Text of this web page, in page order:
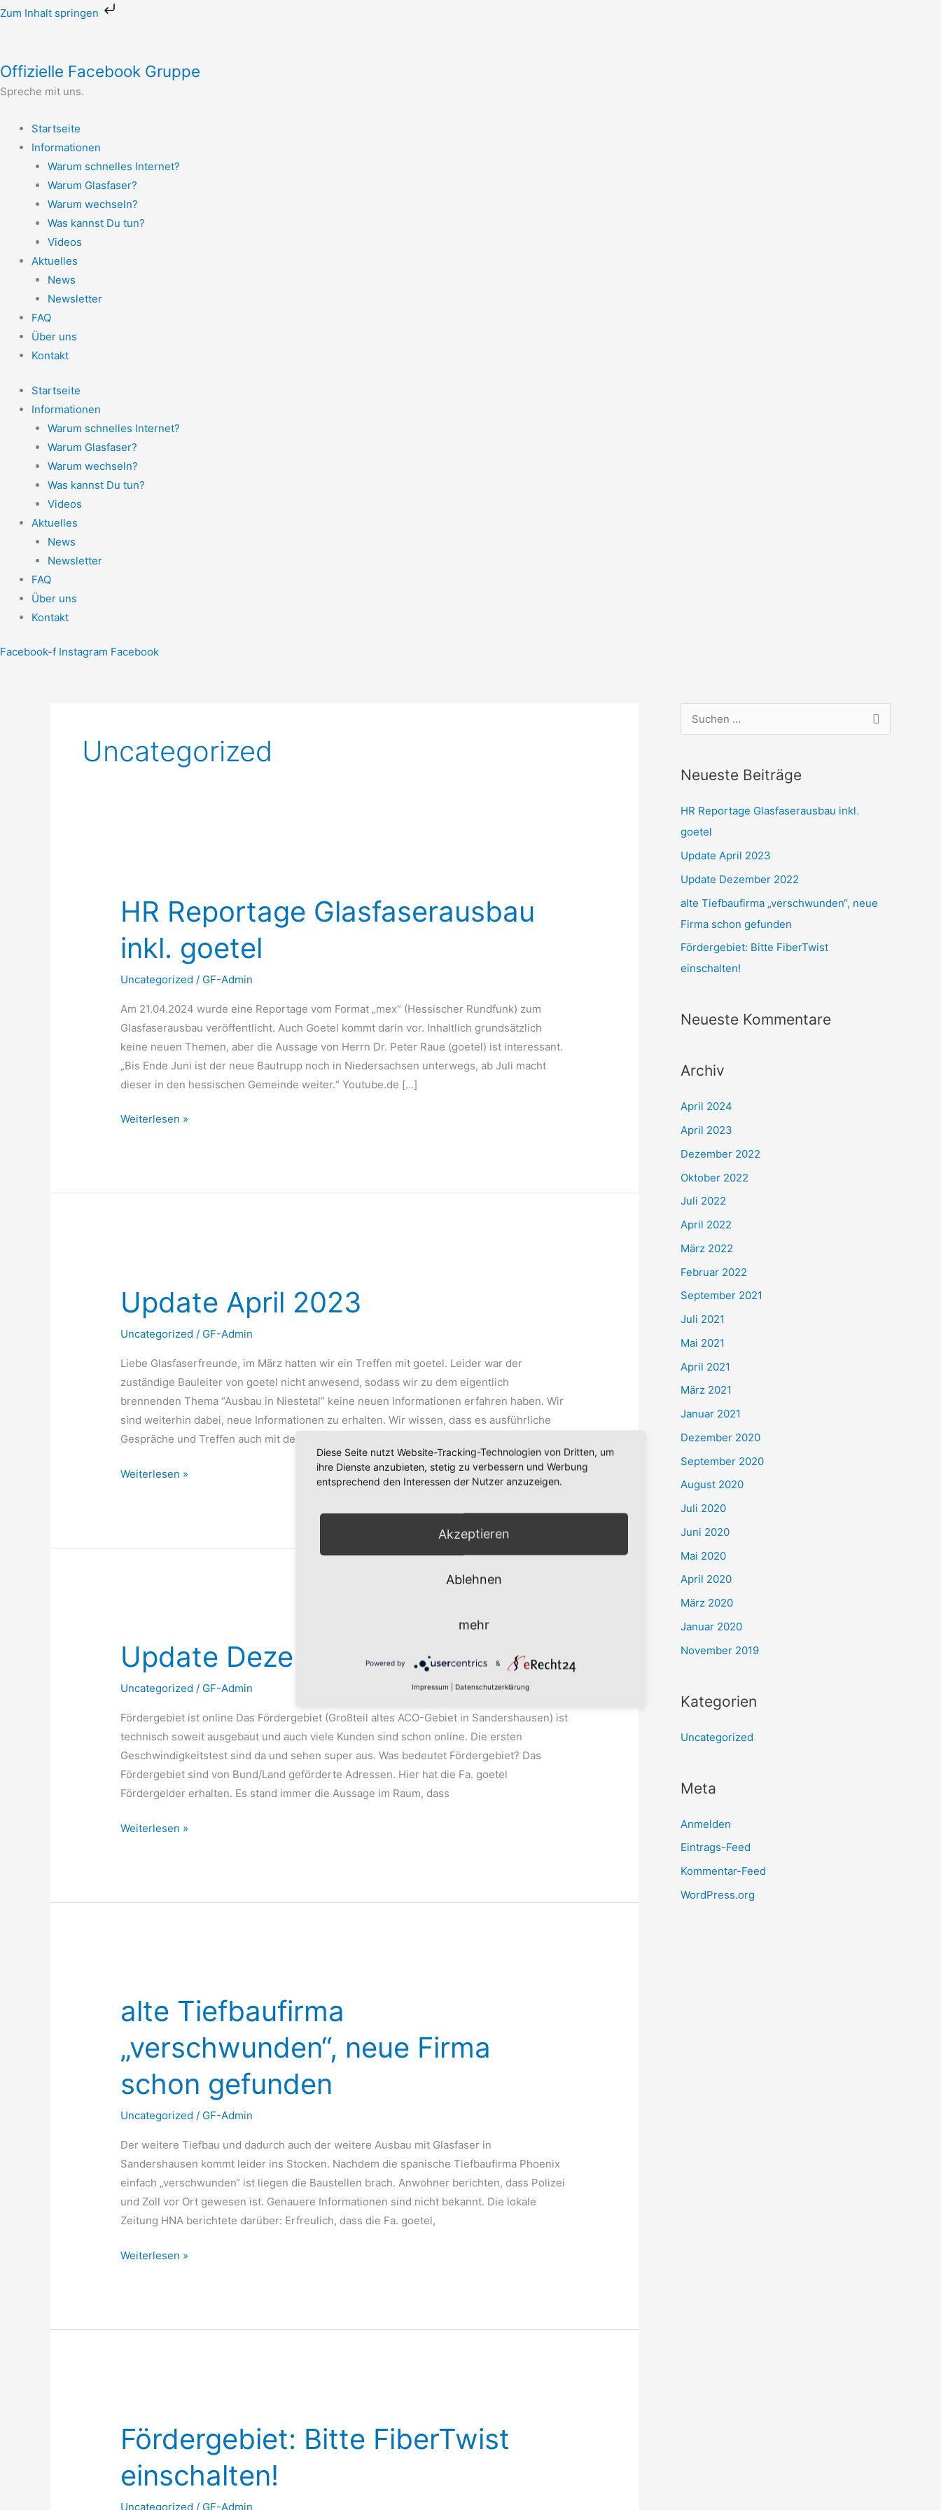
Zum Inhalt springen
Zum
Offizielle Facebook Gruppe
Spreche mit uns.
Startseite
Informationen
Warum schnelles Internet?
Warum Glasfaser?
Warum wechseln?
Was kannst Du tun?
Videos
Aktuelles
News
Newsletter
FAQ
Über uns
Kontakt
Startseite
Informationen
Warum schnelles Internet?
Warum Glasfaser?
Warum wechseln?
Was kannst Du tun?
Videos
Aktuelles
News
Newsletter
FAQ
Über uns
Kontakt
Facebook-f Instagram Facebook
Uncategorized
HR Reportage Glasfaserausbau
inkl. goetel
Uncategorized / GF-Admin
Am 21.04.2024 wurde eine Reportage vom Format „mex“ (Hessischer Rundfunk) zum
Glasfaserausbau veröffentlicht. Auch Goetel kommt darin vor. Inhaltlich grundsätzlich
keine neuen Themen, aber die Aussage von Herrn Dr. Peter Raue (goetel) ist interessant.
„Bis Ende Juni ist der neue Bautrupp noch in Niedersachsen unterwegs, ab Juli macht
dieser in den hessischen Gemeinde weiter.“ Youtube.de […]
Glasfaserausbau
inkl.
goetel
Weiterlesen »
Update April 2023
Uncategorized / GF-Admin
Liebe Glasfaserfreunde, im März hatten wir ein Treffen mit goetel. Leider war der
zuständige Bauleiter von goetel nicht anwesend, sodass wir zu dem eigentlich
brennenden Thema “Ausbau in Niestetal” keine neuen Informationen erfahren haben. Wir
sind weiterhin dabei, neue Informationen zu erhalten. Wir wissen, dass es ausführliche
Gespräche und Treffen auch mit der Gemeinde und
2023
Weiterlesen »
Update Dezember 2022
Uncategorized / GF-Admin
Fördergebiet ist online Das Fördergebiet (Großteil altes ACO-Gebiet in Sandershausen) ist
technisch soweit ausgebaut und auch viele Kunden sind schon online. Die ersten
Geschwindigkeitstest sind da und sehen super aus. Was bedeutet Fördergebiet? Das
Fördergebiet sind von Bund/Land geförderte Adressen. Hier hat die Fa. goetel
Fördergelder erhalten. Es stand immer die Aussage im Raum, dass
2022
Weiterlesen »
alte Tiefbaufirma
„verschwunden“, neue Firma
schon gefunden
Uncategorized / GF-Admin
Der weitere Tiefbau und dadurch auch der weitere Ausbau mit Glasfaser in
Sandershausen kommt leider ins Stocken. Nachdem die spanische Tiefbaufirma Phoenix
einfach „verschwunden“ ist liegen die Baustellen brach. Anwohner berichten, dass Polizei
und Zoll vor Ort gewesen ist. Genauere Informationen sind nicht bekannt. Die lokale
Zeitung HNA berichtete darüber: Erfreulich, dass die Fa. goetel,
„verschwunden“,
neue
Firma
schon
gefunden
Weiterlesen »
Fördergebiet: Bitte FiberTwist
einschalten!
Uncategorized / GF-Admin
FiberTwist
einschalten!
e
n
h
:
Neueste Beiträge
HR Reportage Glasfaserausbau inkl.
goetel
Update April 2023
Update Dezember 2022
alte Tiefbaufirma „verschwunden“, neue
Firma schon gefunden
Fördergebiet: Bitte FiberTwist
einschalten!
Neueste Kommentare
Archiv
April 2024
April 2023
Dezember 2022
Oktober 2022
Juli 2022
April 2022
März 2022
Februar 2022
September 2021
Juli 2021
Mai 2021
April 2021
März 2021
Januar 2021
Dezember 2020
September 2020
August 2020
Juli 2020
Juni 2020
Mai 2020
April 2020
März 2020
Januar 2020
November 2019
Kategorien
Uncategorized
Meta
Anmelden
Eintrags-Feed
Kommentar-Feed
WordPress.org
Diese Seite nutzt Website-Tracking-Technologien von Dritten, um
ihre Dienste anzubieten, stetig zu verbessern und Werbung
entsprechend den Interessen der Nutzer anzuzeigen.
Akzeptieren
Ablehnen
mehr
Powered by &
Impressum Datenschutzerklärung